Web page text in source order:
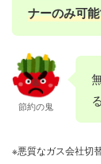
ナーのみ可
節約の鬼
※悪質なガス会社切